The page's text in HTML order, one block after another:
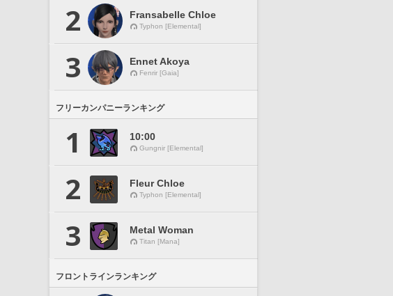
2 Fransabelle Chloe
Typhon [Elemental]
3 Ennet Akoya
Fenrir [Gaia]
フリーカンパニーランキング
1 10:00
Gungnir [Elemental]
2 Fleur Chloe
Typhon [Elemental]
3 Metal Woman
Titan [Mana]
フロントラインランキング